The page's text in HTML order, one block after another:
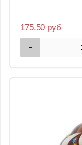
175.50 руб